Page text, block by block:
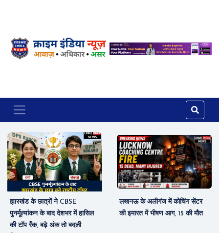
झारखंड के छात्रों ने CBSE
पुनर्मूल्यांकन के बाद देशभर में हासिल
की टॉप रैंक, बढ़े अंक तो बदली
लखनऊ के अलीगंज में कोचिंग सेंटर
की इमारत में भीषण आग, 15 की मौत